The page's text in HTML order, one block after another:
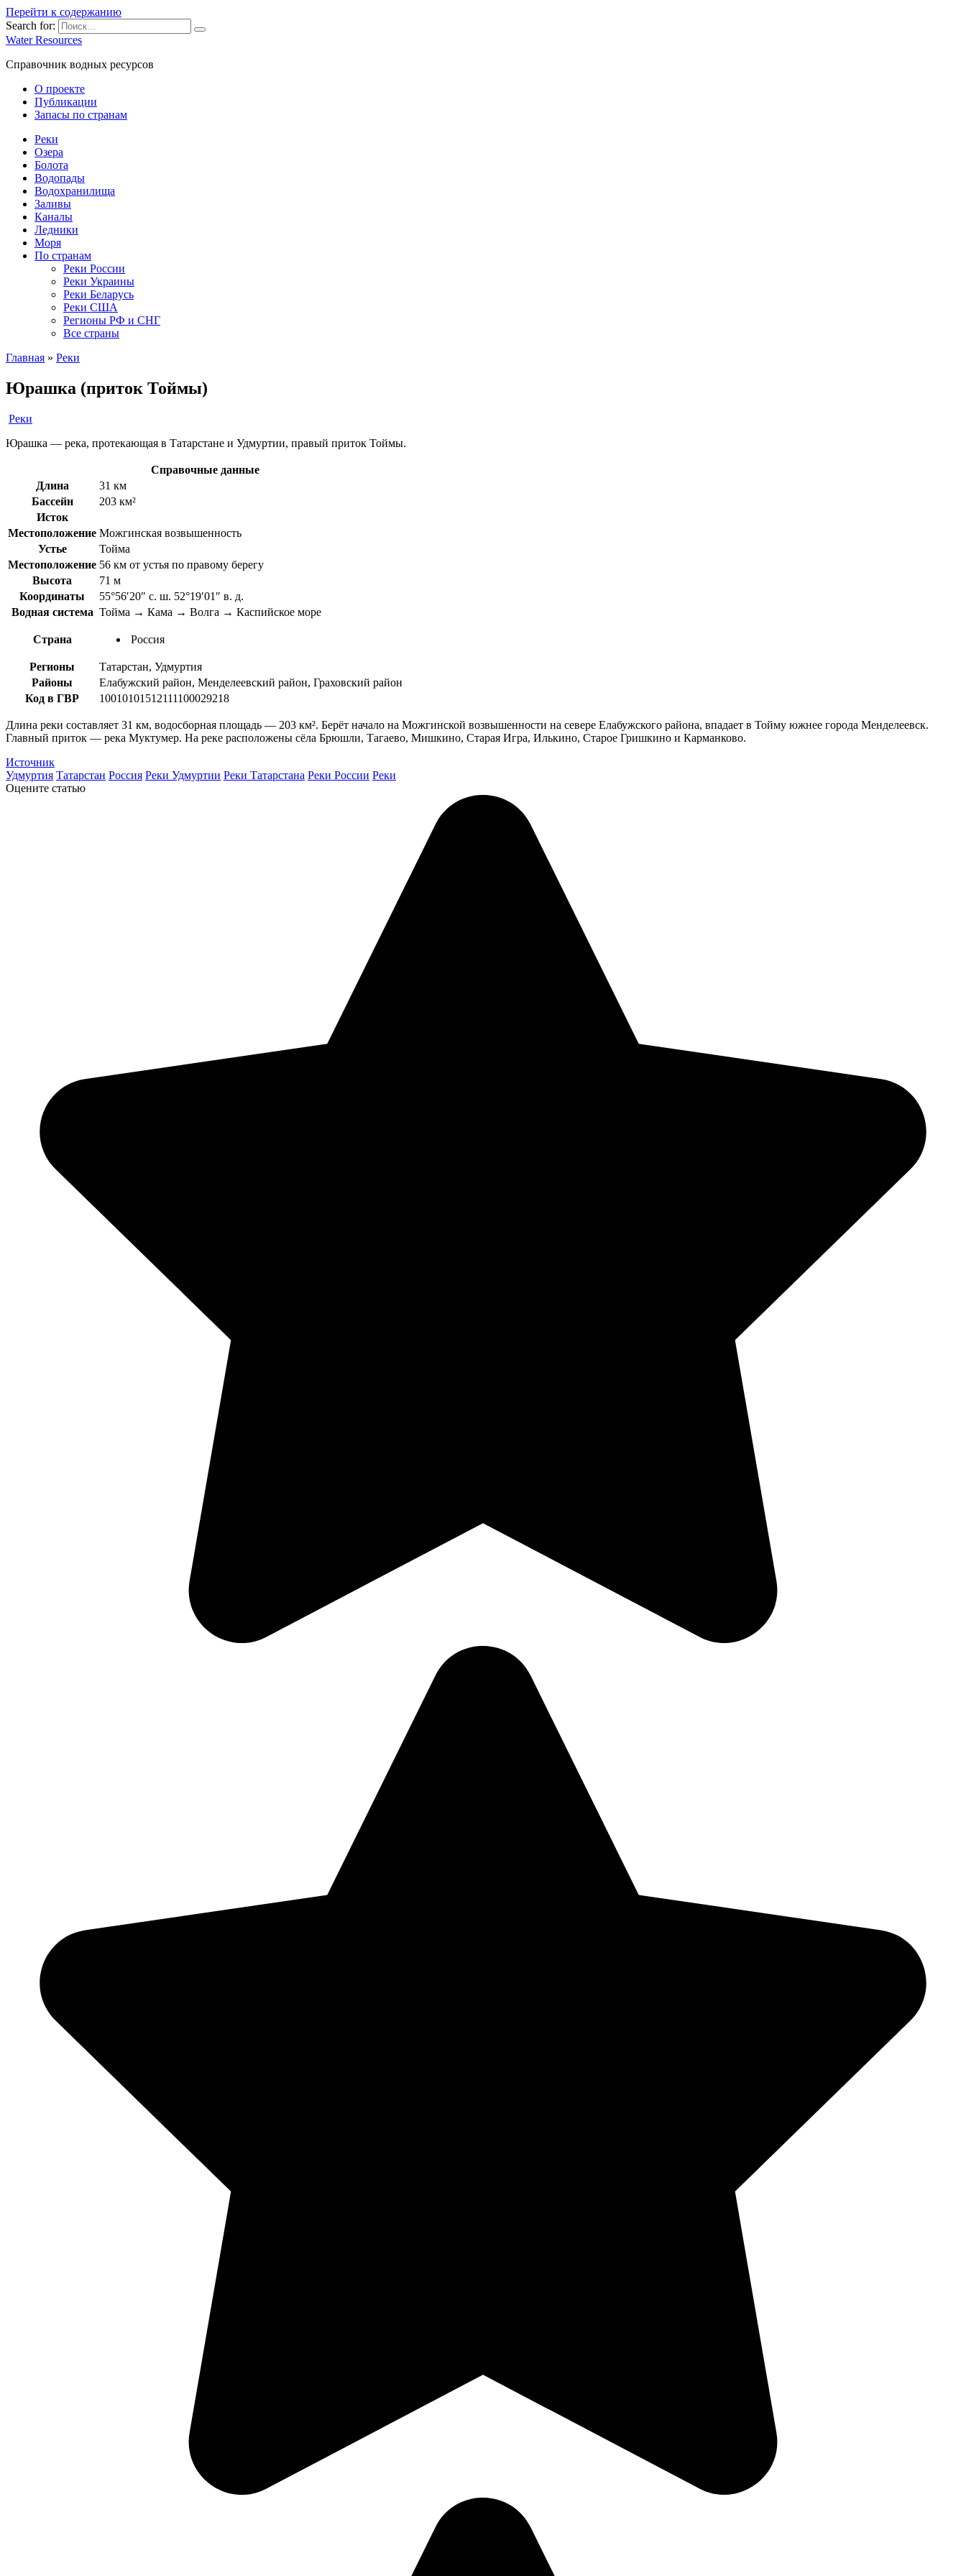
Перейти к содержанию
Search for:
Water Resources
Справочник водных ресурсов
О проекте
Публикации
Запасы по странам
Реки
Озера
Болота
Водопады
Водохранилища
Заливы
Каналы
Ледники
Моря
По странам
Реки России
Реки Украины
Реки Беларусь
Реки США
Регионы РФ и СНГ
Все страны
Главная » Реки
Юрашка (приток Тоймы)
Реки
Юрашка — река, протекающая в Татарстане и Удмуртии, правый приток Тоймы.
Справочные данные
Длина
31 км
Бассейн
203 км²
Исток
Местоположение Можгинская возвышенность
Устье
Тойма
Местоположение 56 км от устья по правому берегу
Высота
71 м
Координаты
55°56′20″ с. ш. 52°19′01″ в. д.
Водная система Тойма → Кама → Волга → Каспийское море
Страна Россия
Регионы
Татарстан, Удмуртия
Районы
Елабужский район, Менделеевский район, Граховский район
Код в ГВР
10010101512111100029218
Длина реки составляет 31 км, водосборная площадь — 203 км². Берёт начало на Можгинской возвышенности на севере Елабужского района, впадает в Тойму южнее города Менделеевск.
Главный приток — река Муктумер. На реке расположены сёла Брюшли, Тагаево, Мишкино, Старая Игра, Илькино, Старое Гришкино и Карманково.
Источник
Удмуртия Татарстан Россия Реки Удмуртии Реки Татарстана Реки России Реки
Оцените статью